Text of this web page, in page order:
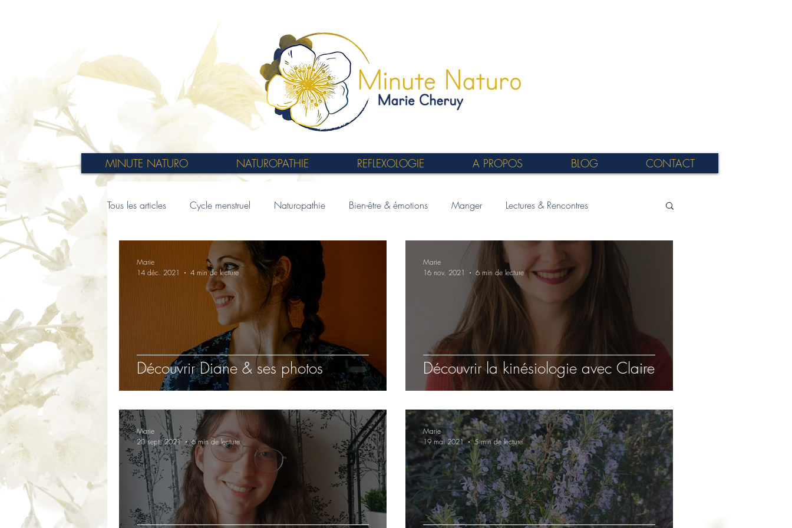
MINUTE NATURO NATUROPATHIE REFLEXOLOGIE A PROPOS BLOG CONTACT
Tous les articles Cycle menstruel Naturopathie Bien-être & émotions Manger Lectures & Rencontres
Découvrir Diane & ses photos
Marie
14 déc. 2021
4 min de lecture
Découvrir la kinésiologie avec Claire
Marie
16 nov. 2021
6 min de lecture
Marie
20 sept. 2021
6 min de lecture
Marie
19 mai 2021
5 min de lecture